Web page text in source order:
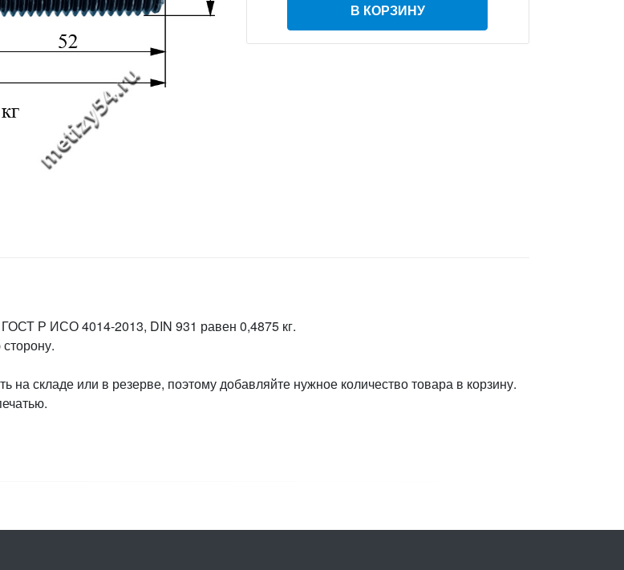
В КОРЗИНУ
Р ИСО 4014-2013, DIN 931 равен 0,4875 кг.
на складе или в резерве, поэтому добавляйте нужное количество товара в корзину.